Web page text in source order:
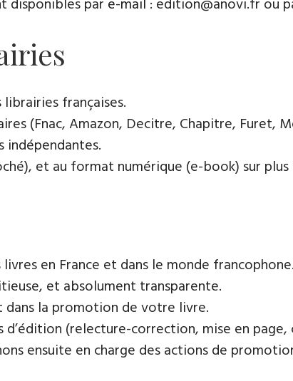
disponibles par e-mail : edition@anovi.fr ou
françaises​.
(Fnac, Amazon, Decitre, Chapitre, Furet,
indépendantes.
et au format numérique (e-book) sur
en France et dans le monde
et absolument transparente.
dans la promotion de votre livre.
d’édition (relecture-correction, mise en
ensuite en charge des actions de